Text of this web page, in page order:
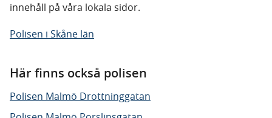
innehåll på våra lokala sidor.
Polisen i Skåne län
Här finns också polisen
Polisen Malmö Drottninggatan